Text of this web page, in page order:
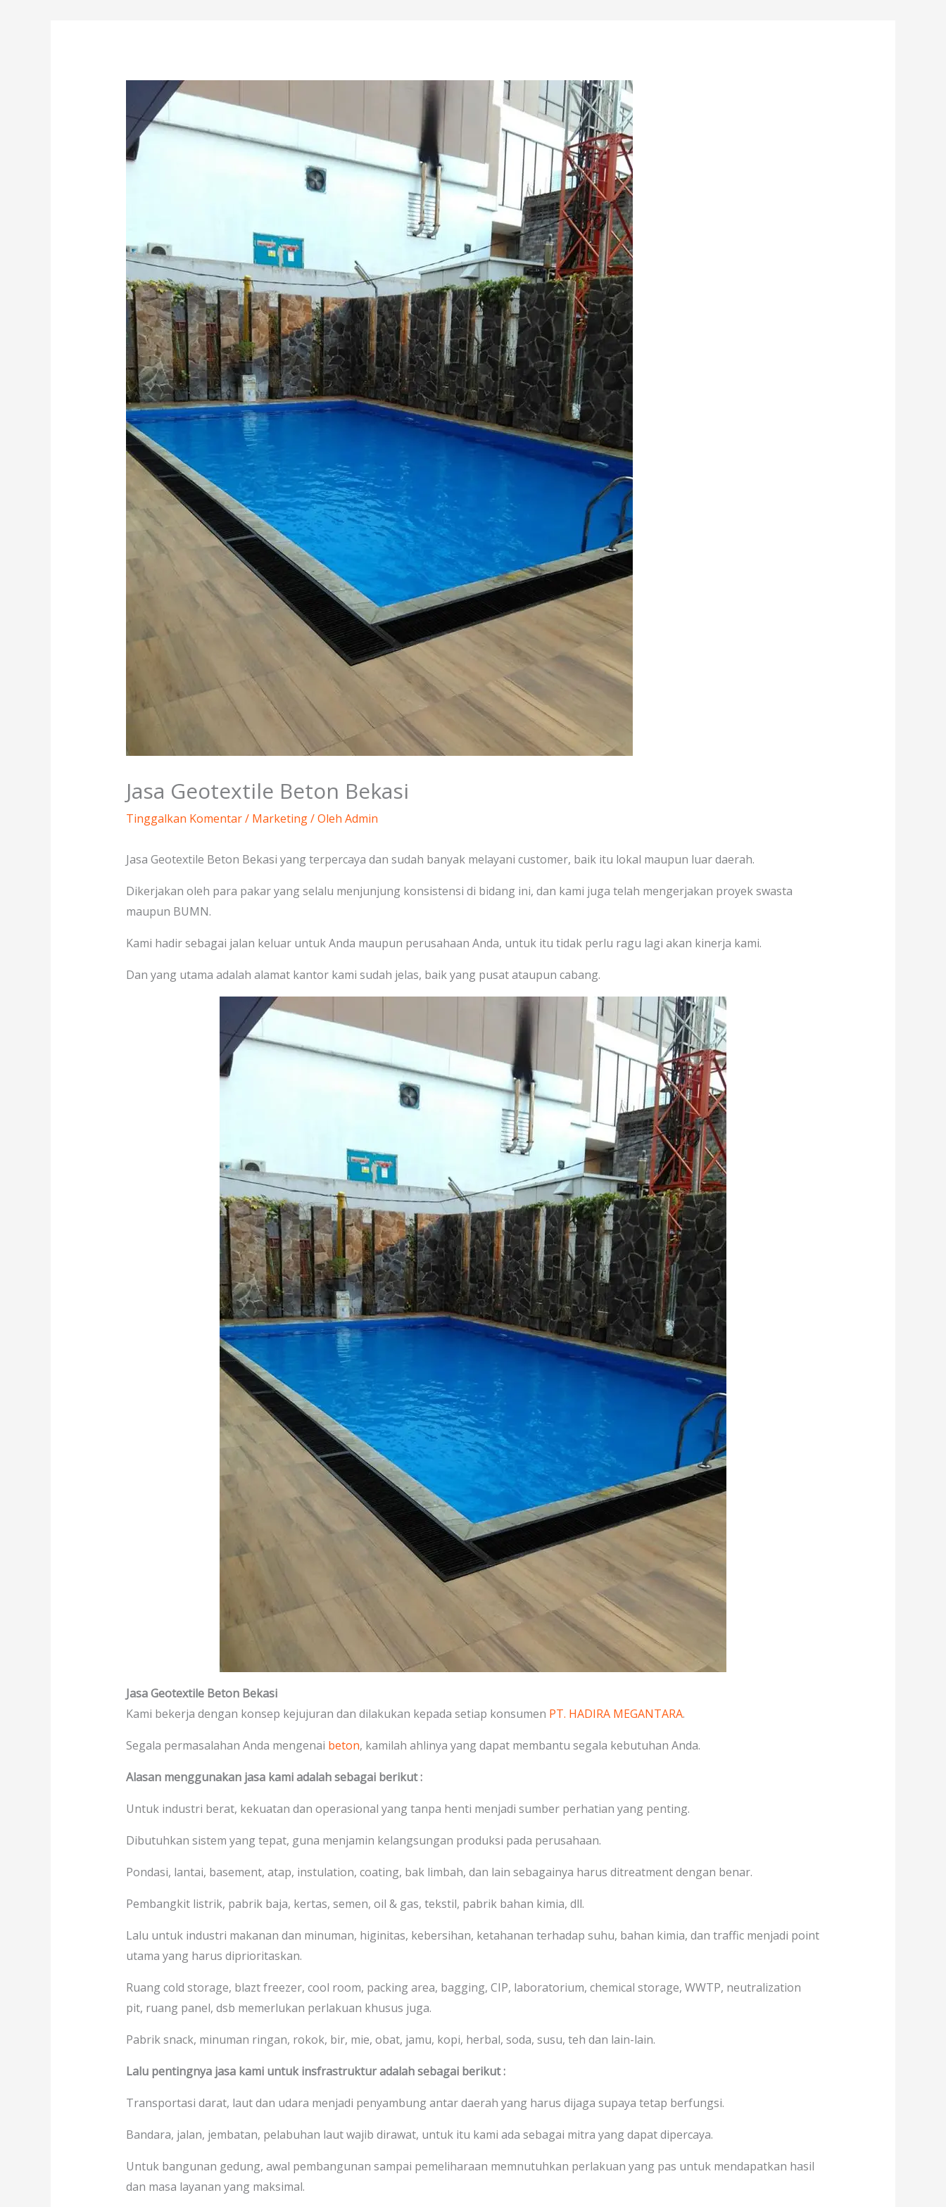
Jasa Geotextile Beton Bekasi
Tinggalkan Komentar/ Marketing/ Oleh Admin
Jasa Geotextile Beton Bekasi yang terpercaya dan sudah banyak melayani customer, baik itu lokal maupun luar daerah.
Dikerjakan oleh para pakar yang selalu menjunjung konsistensi di bidang ini, dan kami juga telah mengerjakan proyek swasta
maupun BUMN.
Kami hadir sebagai jalan keluar untuk Anda maupun perusahaan Anda, untuk itu tidak perlu ragu lagi akan kinerja kami.
Dan yang utama adalah alamat kantor kami sudah jelas, baik yang pusat ataupun cabang.
Jasa Geotextile Beton Bekasi
Kami bekerja dengan konsep kejujuran dan dilakukan kepada setiap konsumen PT. HADIRA MEGANTARA.
Segala permasalahan Anda mengenai beton, kamilah ahlinya yang dapat membantu segala kebutuhan Anda.
Alasan menggunakan jasa kami adalah sebagai berikut :
Untuk industri berat, kekuatan dan operasional yang tanpa henti menjadi sumber perhatian yang penting.
Dibutuhkan sistem yang tepat, guna menjamin kelangsungan produksi pada perusahaan.
Pondasi, lantai, basement, atap, instulation, coating, bak limbah, dan lain sebagainya harus ditreatment dengan benar.
Pembangkit listrik, pabrik baja, kertas, semen, oil & gas, tekstil, pabrik bahan kimia, dll.
Lalu untuk industri makanan dan minuman, higinitas, kebersihan, ketahanan terhadap suhu, bahan kimia, dan traffic menjadi point
utama yang harus diprioritaskan.
Ruang cold storage, blazt freezer, cool room, packing area, bagging, CIP, laboratorium, chemical storage, WWTP, neutralization
pit, ruang panel, dsb memerlukan perlakuan khusus juga.
Pabrik snack, minuman ringan, rokok, bir, mie, obat, jamu, kopi, herbal, soda, susu, teh dan lain-lain.
Lalu pentingnya jasa kami untuk insfrastruktur adalah sebagai berikut :
Transportasi darat, laut dan udara menjadi penyambung antar daerah yang harus dijaga supaya tetap berfungsi.
Bandara, jalan, jembatan, pelabuhan laut wajib dirawat, untuk itu kami ada sebagai mitra yang dapat dipercaya.
Untuk bangunan gedung, awal pembangunan sampai pemeliharaan memnutuhkan perlakuan yang pas untuk mendapatkan hasil
dan masa layanan yang maksimal.